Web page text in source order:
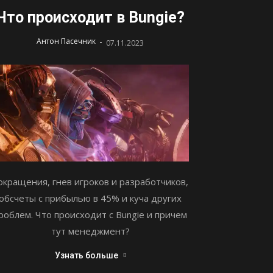
происходит в Bungie?
Антон Пасечник - 07.11.2023
гнев игроков и разработчиков,
с прибылью в 45% и куча других
Что происходит с Bungie и причем
тут менеджмент?
Узнать больше